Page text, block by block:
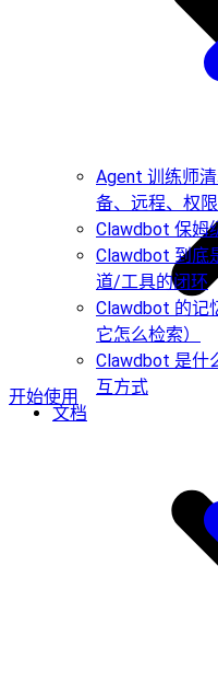
Agent 训练师
备、远程、权
Clawdbot 保姆
Clawdbot 到底
道/工具的闭环
Clawdbot 的记
它怎么检索）
Clawdbot 是什
互方式
文档
开始使用